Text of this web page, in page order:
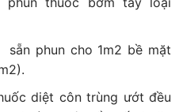
phun cho 1m2 bề mặt
diệt côn trùng ướt đều